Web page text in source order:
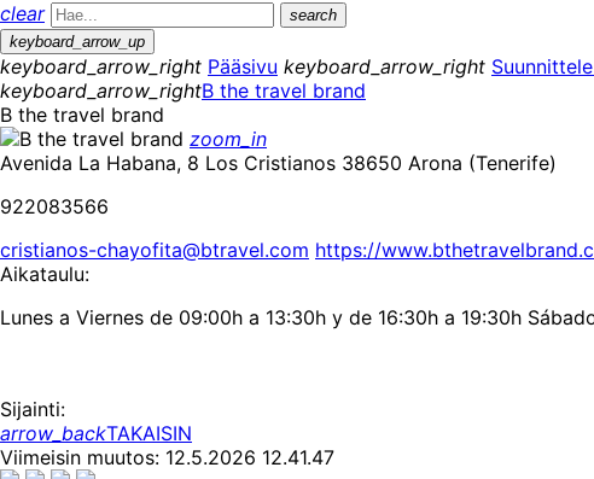
clear
search
keyboard_arrow_up
keyboard_arrow_right Pääsivu keyboard_arrow_right
keyboard_arrow_rightB the travel brand
B the travel brand
zoom_in
Avenida La Habana, 8 Los Cristianos 38650 Arona (Tenerife)
922083566
cristianos-chayofita@btravel.com https://
Aikataulu:
Lunes a Viernes de 09:00h a 13:30h y de 16:30h a 19:30h
Sijainti:
arrow_backTAKAISIN
Viimeisin muutos: 12.5.2026 12.41.47